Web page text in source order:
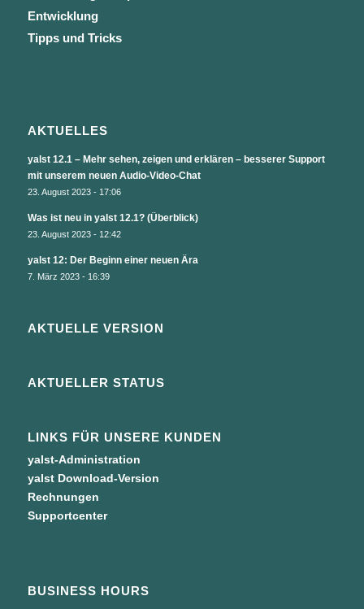
Entwicklung
Tipps und Tricks
AKTUELLES
yalst 12.1 – Mehr sehen, zeigen und erklären – besserer Support
mit unserem neuen Audio-Video-Chat
23. August 2023 - 17:06
Was ist neu in yalst 12.1? (Überblick)
23. August 2023 - 12:42
yalst 12: Der Beginn einer neuen Ära
7. März 2023 - 16:39
AKTUELLE VERSION
AKTUELLER STATUS
LINKS FÜR UNSERE KUNDEN
yalst-Administration
yalst Download-Version
Rechnungen
Supportcenter
BUSINESS HOURS